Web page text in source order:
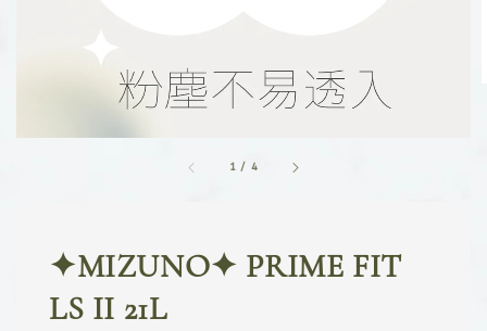
1 / 4
✦MIZUNO✦ PRIME FIT
LS II 21L